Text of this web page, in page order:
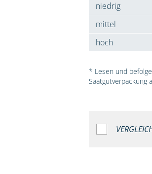
niedrig
mittel
hoch
* Lesen und
Saatgutverpackung